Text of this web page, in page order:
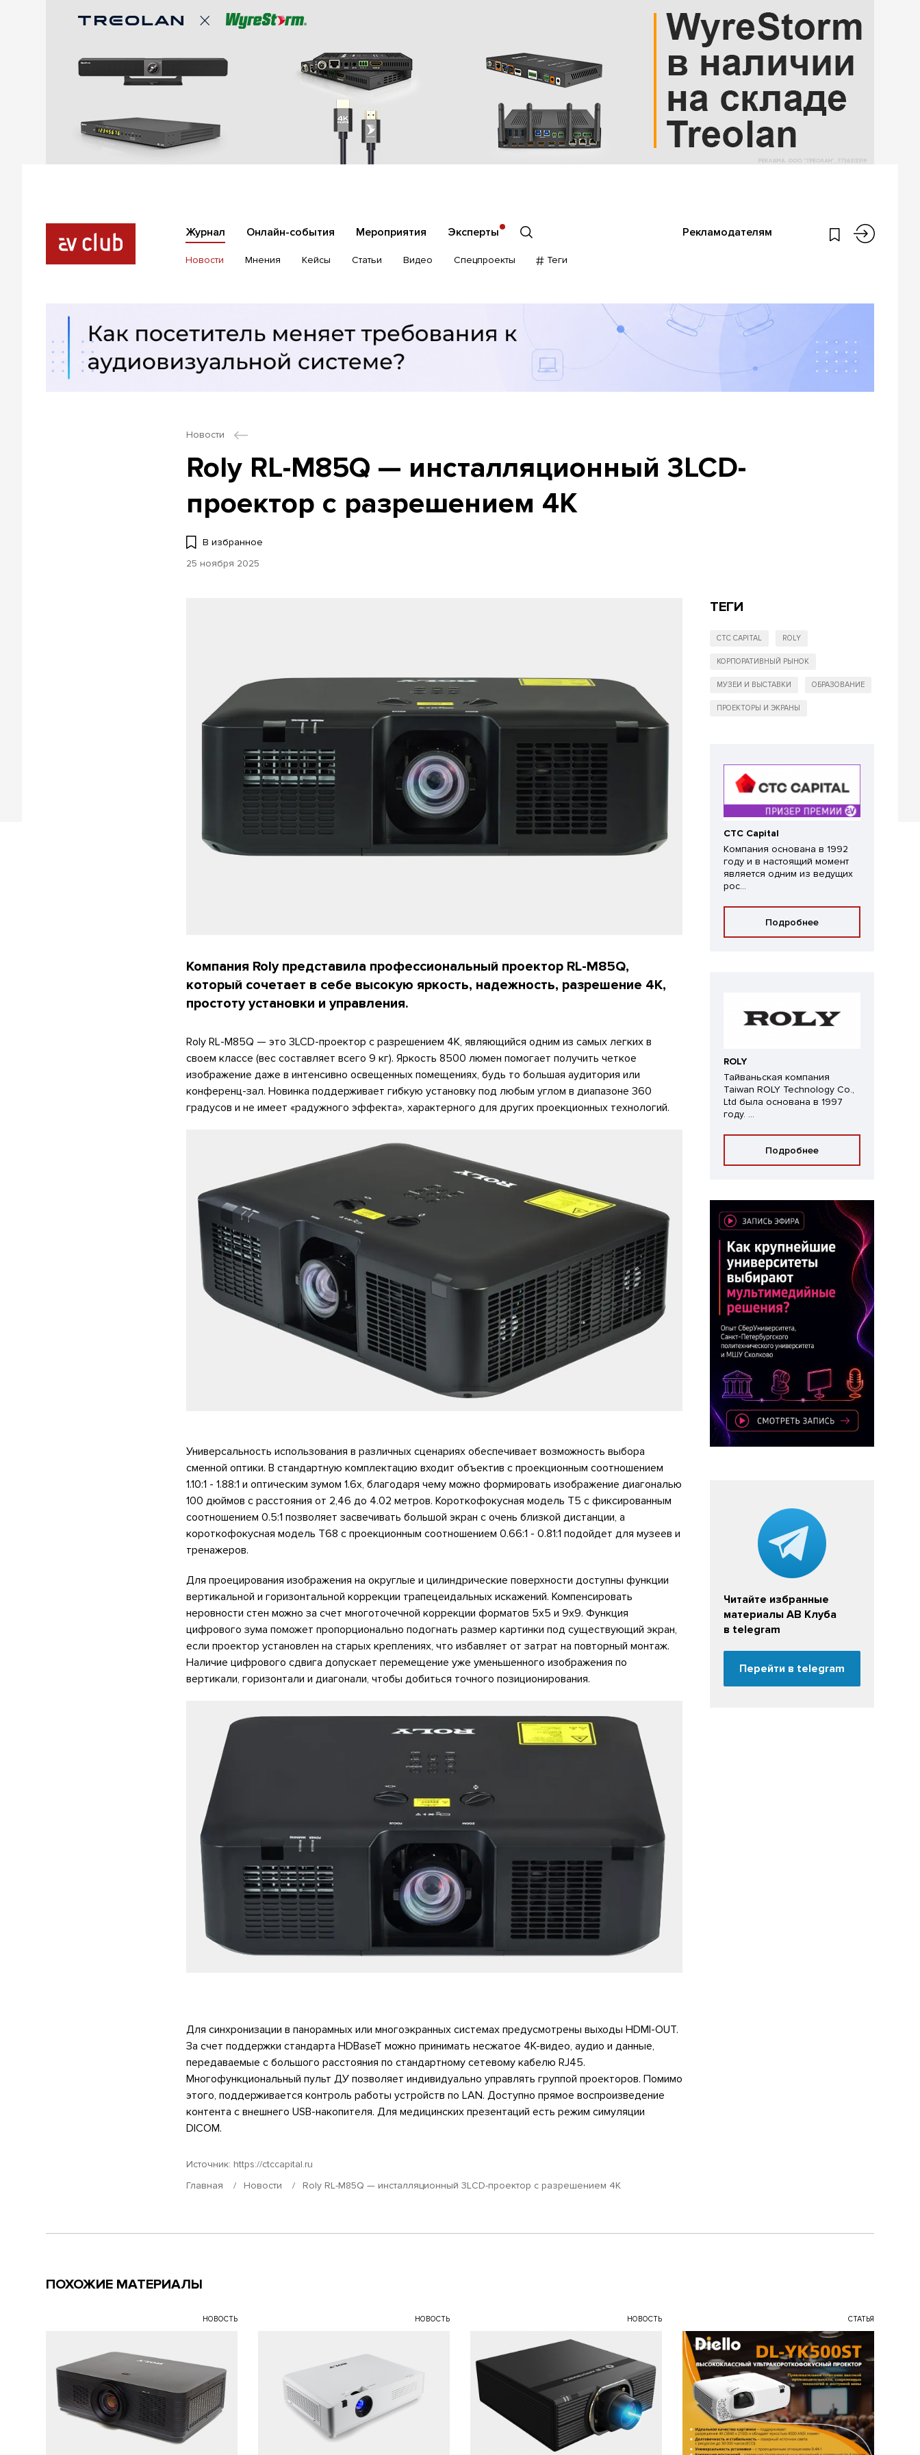
Журнал Онлайн-события Мероприятия Эксперты Рекламодателям
Новости Мнения Кейсы Статьи Видео Спецпроекты Теги
Новости
Roly RL-M85Q — инсталляционный 3LCD-
проектор с разрешением 4K
В избранное
25 ноября 2025
Компания Roly представила профессиональный проектор RL-M85Q,
который сочетает в себе высокую яркость, надежность, разрешение 4K,
простоту установки и управления.
Roly RL-M85Q — это 3LCD-проектор с разрешением 4K, являющийся одним из самых легких в
своем классе (вес составляет всего 9 кг). Яркость 8500 люмен помогает получить четкое
изображение даже в интенсивно освещенных помещениях, будь то большая аудитория или
конференц-зал. Новинка поддерживает гибкую установку под любым углом в диапазоне 360
градусов и не имеет «радужного эффекта», характерного для других проекционных технологий.
Универсальность использования в различных сценариях обеспечивает возможность выбора
сменной оптики. В стандартную комплектацию входит объектив с проекционным соотношением
1.10:1 - 1.88:1 и оптическим зумом 1.6x, благодаря чему можно формировать изображение диагональю
100 дюймов с расстояния от 2,46 до 4.02 метров. Короткофокусная модель T5 с фиксированным
соотношением 0.5:1 позволяет засвечивать большой экран с очень близкой дистанции, а
короткофокусная модель T68 с проекционным соотношением 0.66:1 - 0.81:1 подойдет для музеев и
тренажеров.
Для проецирования изображения на округлые и цилиндрические поверхности доступны функции
вертикальной и горизонтальной коррекции трапецеидальных искажений. Компенсировать
неровности стен можно за счет многоточечной коррекции форматов 5х5 и 9х9. Функция
цифрового зума поможет пропорционально подогнать размер картинки под существующий экран,
если проектор установлен на старых креплениях, что избавляет от затрат на повторный монтаж.
Наличие цифрового сдвига допускает перемещение уже уменьшенного изображения по
вертикали, горизонтали и диагонали, чтобы добиться точного позиционирования.
Для синхронизации в панорамных или многоэкранных системах предусмотрены выходы HDMI-OUT.
За счет поддержки стандарта HDBaseT можно принимать несжатое 4K-видео, аудио и данные,
передаваемые с большого расстояния по стандартному сетевому кабелю RJ45.
Многофункциональный пульт ДУ позволяет индивидуально управлять группой проекторов. Помимо
этого, поддерживается контроль работы устройств по LAN. Доступно прямое воспроизведение
контента с внешнего USB-накопителя. Для медицинских презентаций есть режим симуляции
DICOM.
Источник: https://ctccapital.ru
Главная
Новости Roly RL-M85Q — инсталляционный 3LCD-проектор с разрешением 4K
ТЕГИ
CTC CAPITAL ROLY
КОРПОРАТИВНЫЙ РЫНОК
МУЗЕИ И ВЫСТАВКИ ОБРАЗОВАНИЕ
ПРОЕКТОРЫ И ЭКРАНЫ
CTC Capital
Компания основана в 1992
году и в настоящий момент
является одним из ведущих
рос...
Подробнее
ROLY
Тайваньская компания
Taiwan ROLY Technology Co.,
Ltd была основана в 1997
году. ...
Подробнее
Читайте избранные
материалы АВ Клуба
в telegram
Перейти в telegram
ПОХОЖИЕ МАТЕРИАЛЫ
НОВОСТЬ НОВОСТЬ НОВОСТЬ СТАТЬЯ